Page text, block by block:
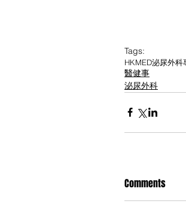
Tags:
HKMED泌尿外科
醫健事
泌尿外科
Comments